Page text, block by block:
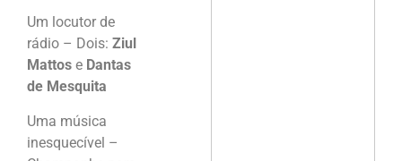
Um locutor de
rádio – Dois: Ziul
Mattos e Dantas
de Mesquita
Uma música
inesquecível –